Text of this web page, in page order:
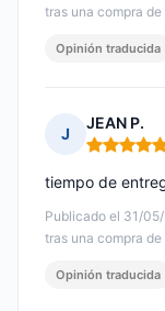
tras una compra
Opinión traducida
J
JEAN P.
Nota: 5 de
Publicado el 31/
tras una compra
tiempo de
Opinión traducida